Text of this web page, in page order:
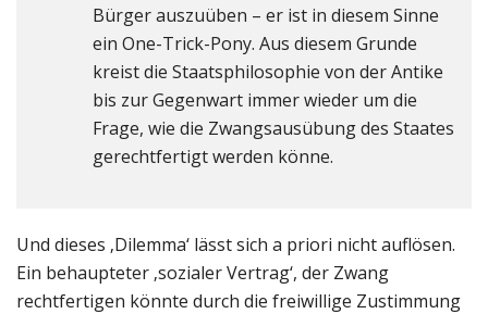
Bürger auszuüben – er ist in diesem Sinne
ein One-Trick-Pony. Aus diesem Grunde
kreist die Staatsphilosophie von der Antike
bis zur Gegenwart immer wieder um die
Frage, wie die Zwangsausübung des Staates
gerechtfertigt werden könne.
Und dieses ‚Dilemma‘ lässt sich a priori nicht auflösen.
Ein behaupteter ‚sozialer Vertrag‘, der Zwang
rechtfertigen könnte durch die freiwillige Zustimmung